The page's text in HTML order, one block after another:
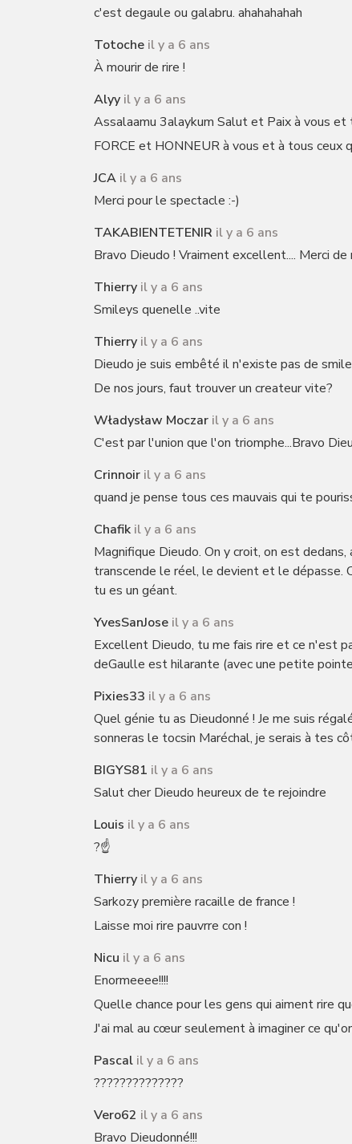
c'est degaule ou galabru. ahahahahah
Totoche il y a 6 ans
À mourir de rire !
Alyy il y a 6 ans
Assalaamu 3alaykum Salut et Paix à vous
FORCE et HONNEUR à vous et à tous ceux
JCA il y a 6 ans
Merci pour le spectacle :-)
TAKABIENTETENIR il y a 6 ans
Bravo Dieudo ! Vraiment excellent.... Merci
Thierry il y a 6 ans
Smileys quenelle ..vite
Thierry il y a 6 ans
Dieudo je suis embêté il n'existe pas de
De nos jours, faut trouver un createur vite?
Władysław Moczar il y a 6 ans
C'est par l'union que l'on triomphe...Bravo
Crinnoir il y a 6 ans
quand je pense tous ces mauvais qui te
Chafik il y a 6 ans
Magnifique Dieudo. On y croit, on est
transcende le réel, le devient et le dépasse.
tu es un géant.
YvesSanJose il y a 6 ans
Excellent Dieudo, tu me fais rire et ce n'est
deGaulle est hilarante (avec une petite
Pixies33 il y a 6 ans
Quel génie tu as Dieudonné ! Je me suis
sonneras le tocsin Maréchal, je serais à tes
BIGYS81 il y a 6 ans
Salut cher Dieudo heureux de te rejoindre
Louis il y a 6 ans
?☝️
Thierry il y a 6 ans
Sarkozy première racaille de france !
Laisse moi rire pauvrre con !
Nicu il y a 6 ans
Enormeeee!!!!
Quelle chance pour les gens qui aiment rire
J'ai mal au cœur seulement à imaginer ce
Pascal il y a 6 ans
??????????????
Vero62 il y a 6 ans
Bravo Dieudonné!!!